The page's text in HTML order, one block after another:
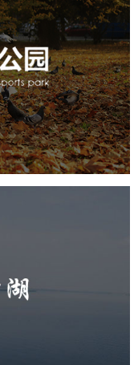
园
智慧公园
据平台
AR太极